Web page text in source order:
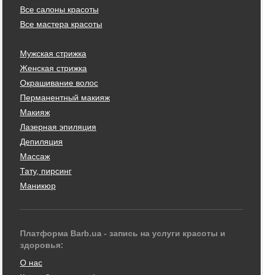
Все салоны красоты
Все мастера красоты
Мужская стрижка
Женская стрижка
Окрашивание волос
Перманентный макияж
Макияж
Лазерная эпиляция
Депиляция
Массаж
Тату, пирсинг
Маникюр
Платформа Barb.ua - запись на услуги красоты и
здоровья:
О нас